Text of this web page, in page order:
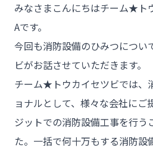
みなさまこんにちはチーム★ト
Aです。
今回も消防設備のひみつにつ
ビがお話させていただきます。
チーム★トウカイセツビでは、
ョナルとして、様々な会社にご
ジットでの消防設備工事を行う
た。一括で何十万もする消防